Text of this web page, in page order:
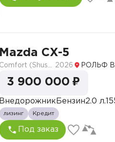
Mazda CX-5
2026 РОЛЬФ
3 900 000 ₽
Внедорожник Бензин2.0 л.
лизинг Кредит
Под заказ